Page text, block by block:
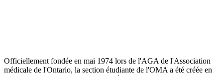
Officiellement fondée en mai 1974 lors de l'AGA de l'Association
médicale de l'Ontario, la section étudiante de l'OMA a été créée en